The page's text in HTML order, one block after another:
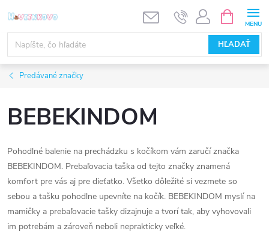
na
obsah
HĽADAŤ
KOŠÍK
Predávané značky
BEBEKINDOM
Pohodlné balenie na prechádzku s kočíkom vám zaručí značka
BEBEKINDOM. Prebaľovacia taška od tejto značky znamená
komfort pre vás aj pre dieťatko. Všetko dôležité si vezmete so
sebou a tašku pohodlne upevníte na kočík. BEBEKINDOM myslí na
mamičky a prebaľovacie tašky dizajnuje a tvorí tak, aby vyhovovali
im potrebám a zároveň neboli neprakticky veľké.